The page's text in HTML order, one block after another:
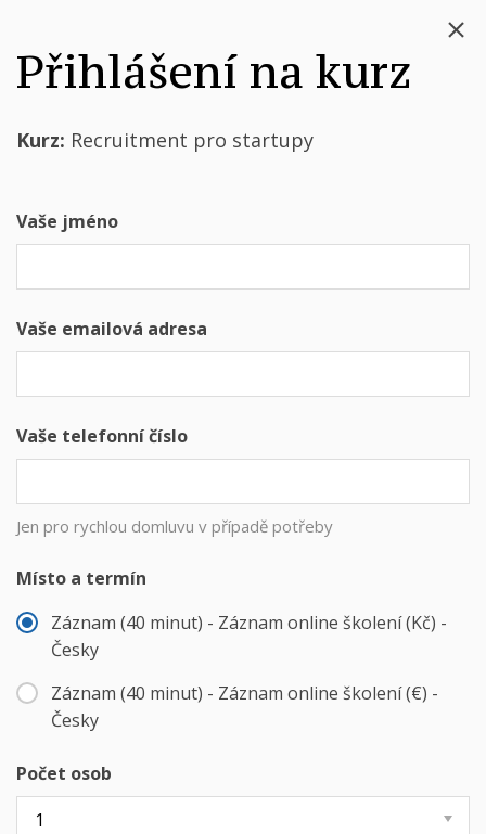
Přihlášení na kurz
Kurz: Recruitment pro startupy
Vaše jméno
Vaše emailová adresa
Vaše telefonní číslo
Jen pro rychlou domluvu v případě potřeby
Místo a termín
Záznam (40 minut) - Záznam online školení (Kč) -
Česky
Záznam (40 minut) - Záznam online školení (€) -
Česky
Počet osob